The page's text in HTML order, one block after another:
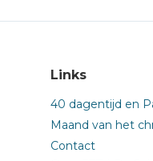
Links
40 dagentijd en
Maand van het
Contact